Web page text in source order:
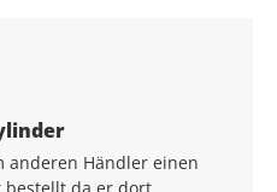
von 5 von 5 Sternen
anderen Händler einen